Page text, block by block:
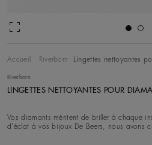
Accueil Riverborn Lingettes nettoyantes
Riverborn
LINGETTES NETTOYANTES POUR
Vos diamants méritent de briller à chaque
d’éclat à vos bijoux De Beers, nous avons